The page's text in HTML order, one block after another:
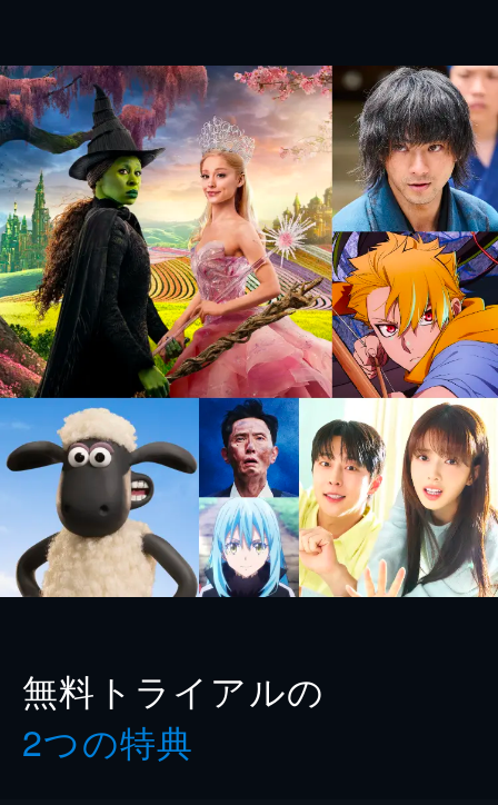
無料トライアルの
2つの特典